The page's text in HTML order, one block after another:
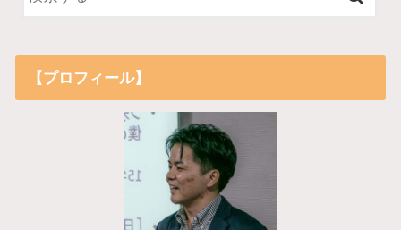
【プロフィール】